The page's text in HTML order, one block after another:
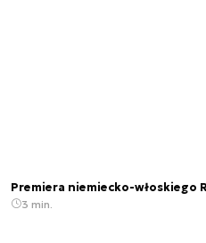
Premiera niemiecko-włoskiego
3 min.